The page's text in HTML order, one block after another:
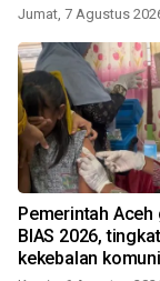
Jumat, 7 Agustus
Pemerintah Aceh
BIAS 2026,
kekebalan